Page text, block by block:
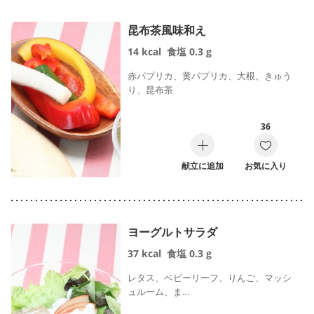
昆布茶風味和え
14 kcal 食塩 0.3 g
赤パプリカ、黄パプリカ、大根、きゅう
り、昆布茶
献立に追加
36
お気に入り
ヨーグルトサラダ
37 kcal 食塩 0.3 g
レタス、ベビーリーフ、りんご、マッシ
ュルーム、ま…